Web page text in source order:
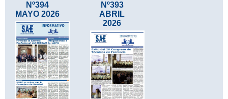
Nº394
MAYO 2026
Nº393
ABRIL
2026